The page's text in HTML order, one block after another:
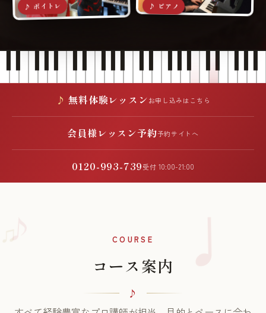
♪ ボイトレ ♪ ピアノ
無料体験レッスンお申し込みはこちら
会員様レッスン予約予約サイトへ
0120-993-739受付 10:00-21:00
♪ COURSE
コース案内